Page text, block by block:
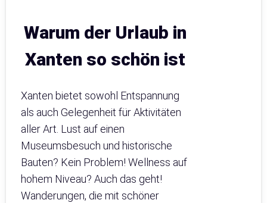
Warum der Urlaub in
Xanten so schön ist
Xanten bietet sowohl Entspannung
als auch Gelegenheit für Aktivitäten
aller Art. Lust auf einen
Museumsbesuch und historische
Bauten? Kein Problem! Wellness auf
hohem Niveau? Auch das geht!
Wanderungen, die mit schöner